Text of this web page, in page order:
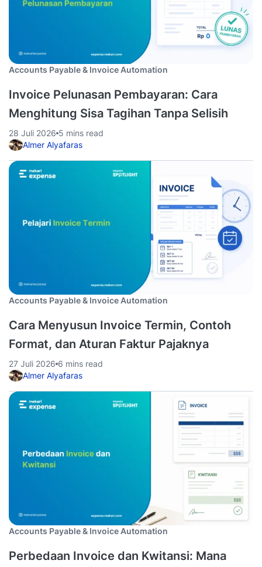
Accounts Payable & Invoice Automation
Invoice Pelunasan Pembayaran: Cara
Menghitung Sisa Tagihan Tanpa Selisih
28 Juli 2026 5 mins read
Almer Alyafaras
Accounts Payable & Invoice Automation
Cara Menyusun Invoice Termin, Contoh
Format, dan Aturan Faktur Pajaknya
27 Juli 2026 6 mins read
Almer Alyafaras
Accounts Payable & Invoice Automation
Perbedaan Invoice dan Kwitansi: Mana